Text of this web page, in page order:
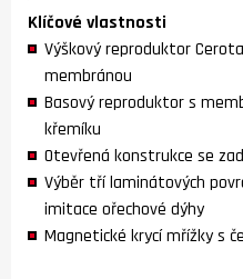
Klíčové vlastnosti
Výškový reproduktor
membránou
Basový reproduktor s
křemíku
Otevřená konstrukce se
Výběr tří laminátových
imitace ořechové dýhy
Magnetické krycí mřížky s